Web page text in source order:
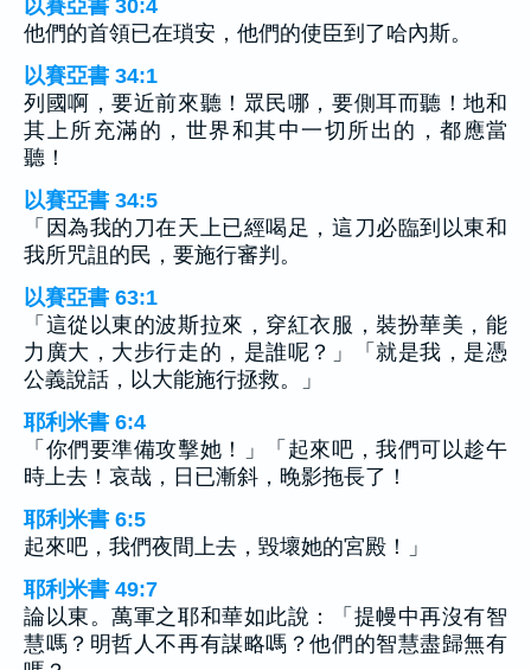
以賽亞書 30:4
他們的首領已在瑣安，他們的使臣到了哈內斯。
以賽亞書 34:1
列國啊，要近前來聽！眾民哪，要側耳而聽！地和
其上所充滿的，世界和其中一切所出的，都應當
聽！
以賽亞書 34:5
「因為我的刀在天上已經喝足，這刀必臨到以東和
我所咒詛的民，要施行審判。
以賽亞書 63:1
「這從以東的波斯拉來，穿紅衣服，裝扮華美，能
力廣大，大步行走的，是誰呢？」「就是我，是憑
公義說話，以大能施行拯救。」
耶利米書 6:4
「你們要準備攻擊她！」「起來吧，我們可以趁午
時上去！哀哉，日已漸斜，晚影拖長了！
耶利米書 6:5
起來吧，我們夜間上去，毀壞她的宮殿！」
耶利米書 49:7
論以東。萬軍之耶和華如此說：「提幔中再沒有智
慧嗎？明哲人不再有謀略嗎？他們的智慧盡歸無有